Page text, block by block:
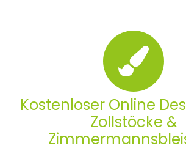
Kostenloser Online
Zollstöcke &